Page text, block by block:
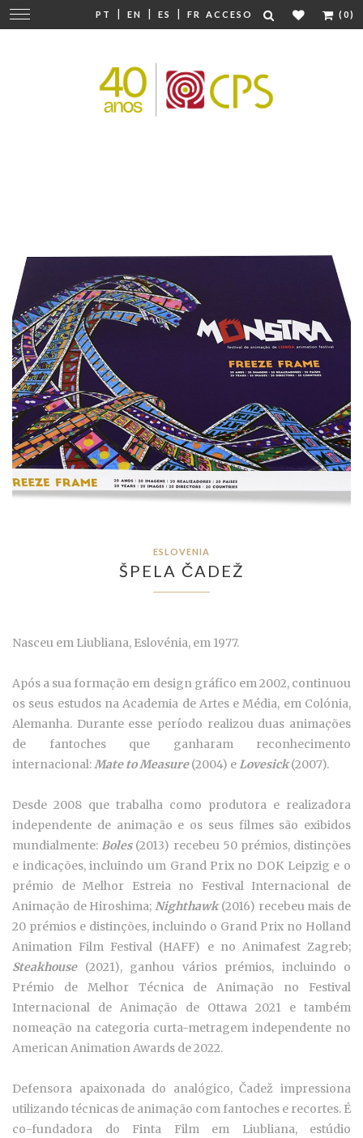
PT | EN | ES | FR ACCESO (0)
Cambiar
navegación
ESLOVENIA
ŠPELA ČADEŽ
Nasceu em Liubliana, Eslovénia, em 1977.
Após a sua formação em design gráfico em 2002, continuou
os seus estudos na Academia de Artes e Média, em Colónia,
Alemanha. Durante esse período realizou duas animações
de fantoches que ganharam reconhecimento
internacional:Mate to Measure(2004) eLovesick(2007).
Desde 2008 que trabalha como produtora e realizadora
independente de animação e os seus filmes são exibidos
mundialmente:Boles(2013) recebeu 50 prémios, distinções
e indicações, incluindo um Grand Prix no DOK Leipzig e o
prémio de Melhor Estreia no Festival Internacional de
Animação de Hiroshima;Nighthawk (2016) recebeu mais de
20 prémios e distinções, incluindo o Grand Prix no Holland
Animation Film Festival (HAFF) e no Animafest Zagreb;
Steakhouse(2021), ganhou vários prémios, incluindo o
Prémio de Melhor Técnica de Animação no Festival
Internacional de Animação de Ottawa 2021 e também
nomeação na categoria curta-metragem independente no
American Animation Awards de 2022.
Defensora apaixonada do analógico, Čadež impressiona
utilizando técnicas de animação com fantoches e recortes. É
co-fundadora do Finta Film em Liubliana, estúdio